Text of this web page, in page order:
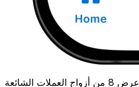
عرض 8 من أزواج العملات الشائعة